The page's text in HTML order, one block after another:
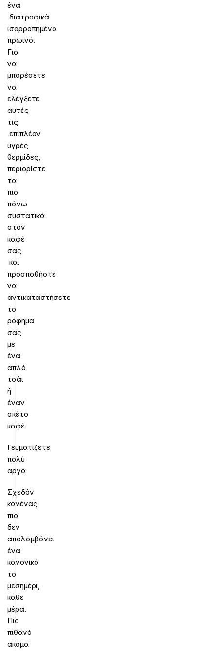
ένα
διατροφικά
ισορροπημένο
πρωινό.
Για
να
μπορέσετε
να
ελέγξετε
αυτές
τις
επιπλέον
υγρές
θερμίδες,
περιορίστε
τα
πιο
πάνω
συστατικά
στον
καφέ
σας
και
προσπαθήστε
να
αντικαταστήσετε
το
ρόφημα
σας
με
ένα
απλό
τσάι
ή
έναν
σκέτο
καφέ.
Γευματίζετε
πολύ
αργά
Σχεδόν
κανένας
πια
δεν
απολαμβάνει
ένα
κανονικό
το
μεσημέρι,
κάθε
μέρα.
Πιο
πιθανό
ακόμα